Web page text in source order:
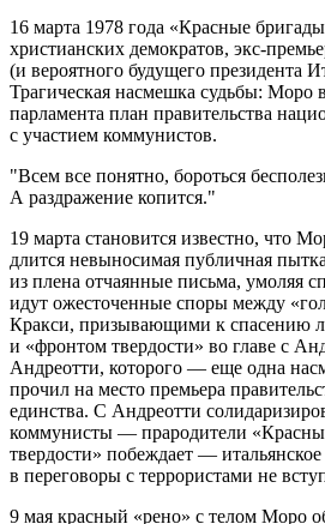
16 марта 1978 года «Красные
христианских демократов, экс-
(и вероятного будущего президента
Трагическая насмешка судьбы: Моро
парламента план правительства
с участием коммунистов.
Всем все понятно, бороться
А раздражение копится.
19 марта становится известно, что
длится невыносимая публичная
из плена отчаянные письма, умоляя
идут ожесточенные споры между
Кракси, призывающими к спасению
и «фронтом твердости» во главе с
Андреотти, которого — еще одна
прочил на место премьера
единства. С Андреотти
коммунисты — прародители
твердости» побеждает — итальянское
в переговоры с террористами не
9 мая красный «рено» с телом Моро